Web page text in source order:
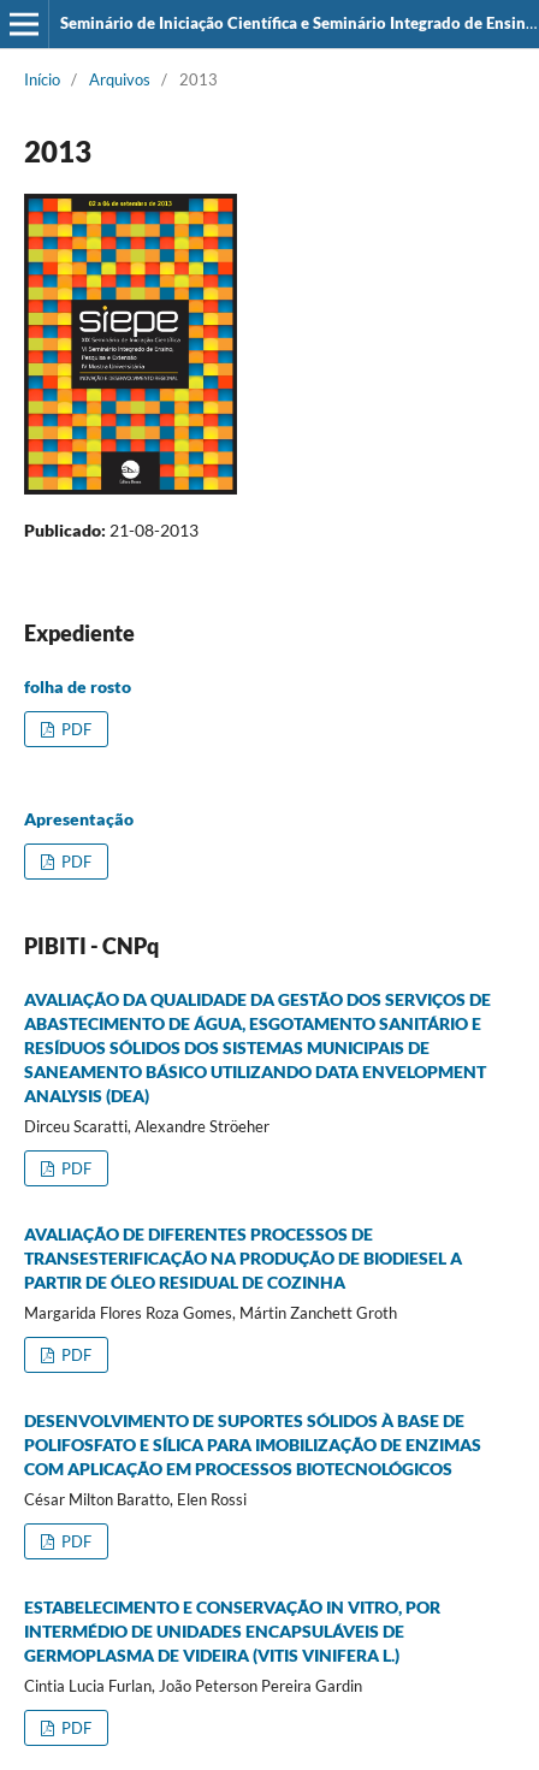
Seminário de Iniciação Científica e Seminário Integrado de Ensino, Pesquisa e Extensão (SIEPE)
Início / Arquivos / 2013
2013
Publicado: 21-08-2013
Expediente
folha de rosto
PDF
Apresentação
PDF
PIBITI - CNPq
AVALIAÇÃO DA QUALIDADE DA GESTÃO DOS SERVIÇOS DE
ABASTECIMENTO DE ÁGUA, ESGOTAMENTO SANITÁRIO E
RESÍDUOS SÓLIDOS DOS SISTEMAS MUNICIPAIS DE
SANEAMENTO BÁSICO UTILIZANDO DATA ENVELOPMENT
ANALYSIS (DEA)
Dirceu Scaratti, Alexandre Ströeher
PDF
AVALIAÇÃO DE DIFERENTES PROCESSOS DE
TRANSESTERIFICAÇÃO NA PRODUÇÃO DE BIODIESEL A
PARTIR DE ÓLEO RESIDUAL DE COZINHA
Margarida Flores Roza Gomes, Mártin Zanchett Groth
PDF
DESENVOLVIMENTO DE SUPORTES SÓLIDOS À BASE DE
POLIFOSFATO E SÍLICA PARA IMOBILIZAÇÃO DE ENZIMAS
COM APLICAÇÃO EM PROCESSOS BIOTECNOLÓGICOS
César Milton Baratto, Elen Rossi
PDF
ESTABELECIMENTO E CONSERVAÇÃO IN VITRO, POR
INTERMÉDIO DE UNIDADES ENCAPSULÁVEIS DE
GERMOPLASMA DE VIDEIRA (VITIS VINIFERA L.)
Cintia Lucia Furlan, João Peterson Pereira Gardin
PDF